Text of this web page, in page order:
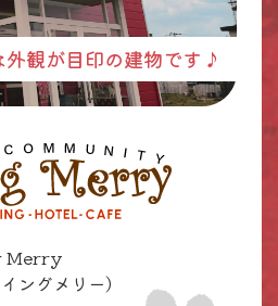
外観が目印の建物です♪
Merry
イングメリー）